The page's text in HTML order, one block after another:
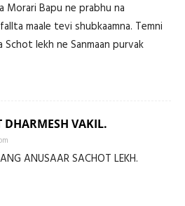
Morari Bapu ne prabhu na
maale tevi shubkaamna. Temni
Schot lekh ne Sanmaan purvak
DHARMESH VAKIL.
ANUSAAR SACHOT LEKH.